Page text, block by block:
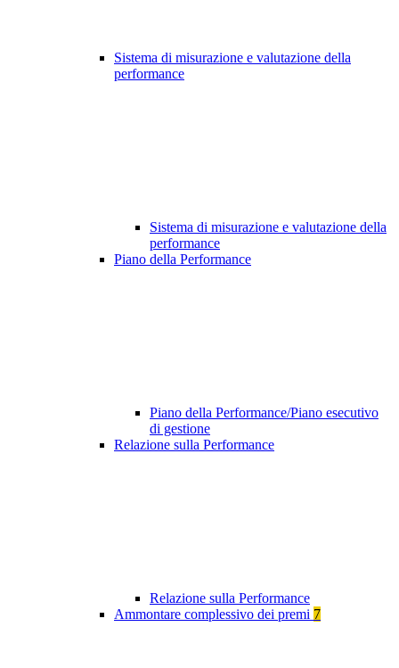
Sistema di misurazione e valutazione della
performance
Sistema di misurazione e valutazione della
performance
Piano della Performance
Piano della Performance/Piano esecutivo
di gestione
Relazione sulla Performance
Relazione sulla Performance
Ammontare complessivo dei premi 7